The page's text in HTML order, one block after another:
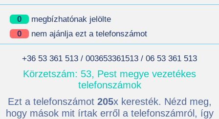
0
megbízhatónak jelölte
0
nem ajánlja ezt a telefonszámot
+36 53 361 513 / 003653361513 / 06 53 361 513
Körzetszám: 53, Pest megye vezetékes
telefonszámok
Ezt a telefonszámot 205x keresték. Nézd meg,
hogy mások mit írtak erről a telefonszámról, így